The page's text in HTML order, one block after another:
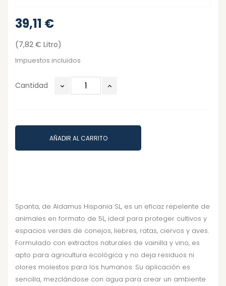
39,11 €
(7,82 € Litro)
Impuestos incluidos
Cantidad
AÑADIR AL CARRITO
Spanta, de Aldamus Hispania SL, es un eficaz repelente de
animales en formato de 5L, ideal para proteger cultivos y
espacios verdes de conejos, liebres, ratas, ciervos y aves.
Formulado con extractos naturales de vainilla y vino, es
apto para agricultura ecológica y no deja residuos ni
olores molestos para los humanos. Su aplicación es
sencilla, mezclándose con agua para crear un ambiente